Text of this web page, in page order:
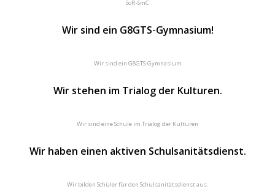
SoR-SmC
Wir sind ein G8GTS-Gymnasium!
Wir sind ein G8GTS-Gymnasium
Wir stehen im Trialog der Kulturen.
Wir sind eine Schule im Trialog der Kulturen
Wir haben einen aktiven Schulsanitätsdienst.
Wir bilden Schüler für den Schulsanitätsdienst aus.